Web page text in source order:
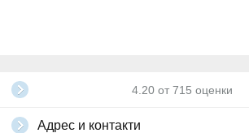
4.20 от 715 оценки
Адрес и контакти